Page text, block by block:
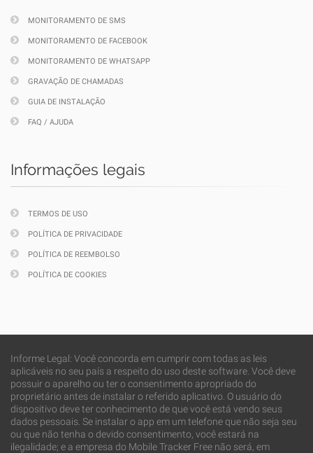
MONITORAMENTO DE SMS
MONITORAMENTO DE FACEBOOK
MONITORAMENTO DE WHATSAPP
GRAVAÇÃO DE CHAMADAS
GUIA DE INSTALAÇÃO
FAQ / AJUDA
Informações legais
TERMOS DE USO
POLÍTICA DE PRIVACIDADE
POLÍTICA DE REEMBOLSO
POLÍTICA DE COOKIES
Informe Legal: Você concorda em cumprir com todas as leis
aplicáveis no seu país a respeito do uso deste software. Você deve
possuir o aparelho ou ter o consentimento apropriado do
proprietário antes de instalar o referido aplicativo. O usuário do
dispositivo deve ter conhecimento de que você está vendo seus
dados pessoais. Se instalar o app em um telefone que não seja seu
ou que não tenha o devido consentimento, você estará na
ilegalidade; e a empresa do Mobile Tracker Free não será, em